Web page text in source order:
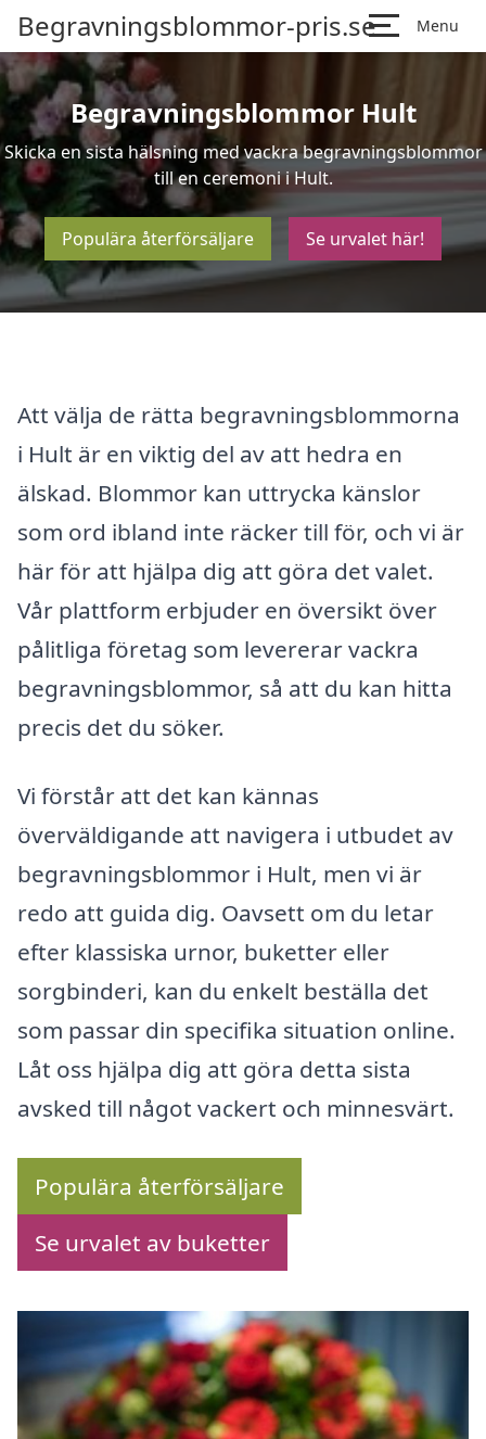
Begravningsblommor-pris.se Menu
Begravningsblommor Hult
Skicka en sista hälsning med vackra begravningsblommor
till en ceremoni i Hult.
Populära återförsäljare Se urvalet här!
Att välja de rätta begravningsblommorna
i Hult är en viktig del av att hedra en
älskad. Blommor kan uttrycka känslor
som ord ibland inte räcker till för, och vi är
här för att hjälpa dig att göra det valet.
Vår plattform erbjuder en översikt över
pålitliga företag som levererar vackra
begravningsblommor, så att du kan hitta
precis det du söker.
Vi förstår att det kan kännas
överväldigande att navigera i utbudet av
begravningsblommor i Hult, men vi är
redo att guida dig. Oavsett om du letar
efter klassiska urnor, buketter eller
sorgbinderi, kan du enkelt beställa det
som passar din specifika situation online.
Låt oss hjälpa dig att göra detta sista
avsked till något vackert och minnesvärt.
Populära återförsäljare
Se urvalet av buketter